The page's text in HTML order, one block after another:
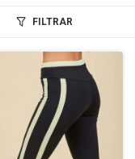
FILTRAR